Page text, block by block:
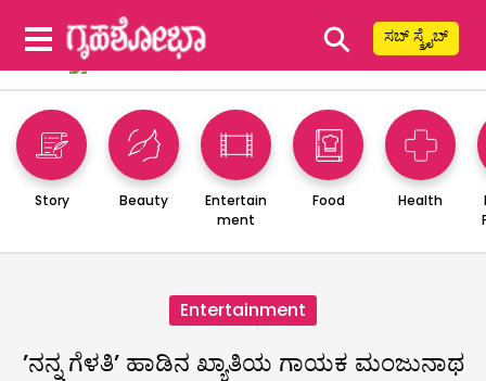
⚲ ಸಬ್ ಸ್ಕ್ರೈಬ್
Story Beauty
Entertain
ment
Food Health
Entertainment
’ನನ್ನ ಗೆಳತಿ’ ಹಾಡಿನ ಖ್ಯಾತಿಯ ಗಾಯಕ ಮಂಜುನಾಥ